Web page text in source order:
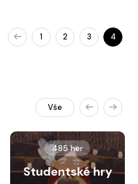
1 2 3 4
Vše
485 her
Studentské hry